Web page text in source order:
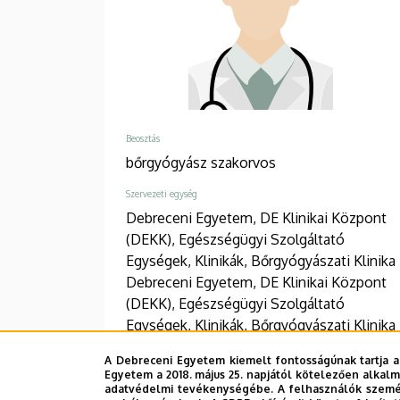
A Debreceni Egyetem kiemelt fontosságúnak
Egyetem a 2018. május 25. napjától kötelezően
adatvédelmi tevékenységébe. A felhasználók
Beosztás
bőrgyógyász szakorvos
Szervezeti egység
Debreceni Egyetem, DE Klinikai Központ
(DEKK), Egészségügyi Szolgáltató
Egységek, Klinikák, Bőrgyógyászati Klinika
Debreceni Egyetem, DE Klinikai Központ
(DEKK), Egészségügyi Szolgáltató
Egységek, Klinikák, Bőrgyógyászati Klinika
Telefon
+36 52 411 600 / 55250